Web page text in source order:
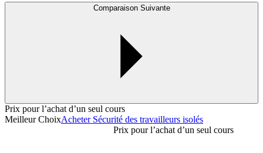
Comparaison Suivante
Prix pour l’achat d’un seul cours
Meilleur ChoixAcheter Sécurité des travailleurs isolés
Prix pour l’achat d’un seul cours